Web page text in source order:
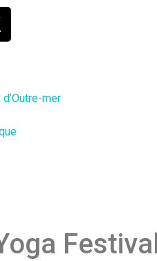
mer